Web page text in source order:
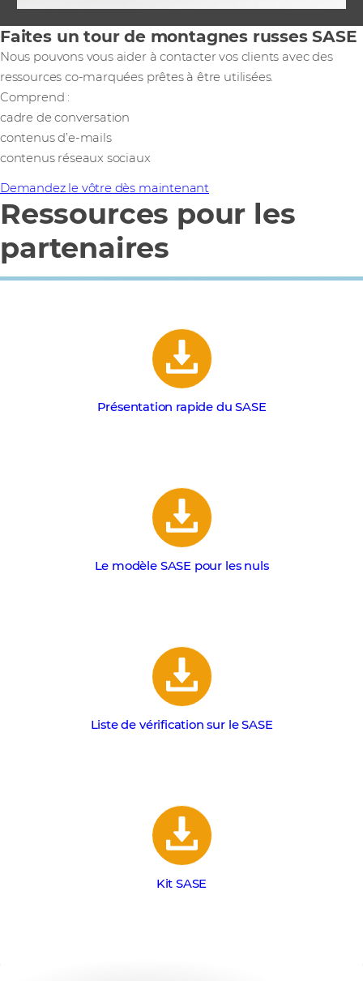
Faites un tour de montagnes russes SASE
Nous pouvons vous aider à contacter vos clients avec des
ressources co-marquées prêtes à être utilisées.
Comprend :
cadre de conversation
contenus d’e-mails
contenus réseaux sociaux
Demandez le vôtre dès maintenant
Ressources pour les
partenaires
Présentation rapide du SASE
Le modèle SASE pour les nuls
Liste de vérification sur le SASE
Kit SASE